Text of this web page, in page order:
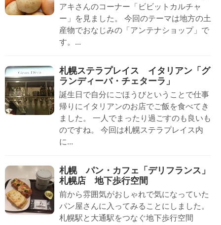
アキさんのコーナー「ビビットカルチャ
ー」を見ました。 今回のテーマは地方の土
産物でおなじみの「アンテナショップ」で
す。...
札幌ステラプレイス イタリアン「グ
ランディーバ・チェターラ」
誕生日で自分にごほうびということで仕事
帰りにイタリアンのお店でご飯を食べてき
ました。 一人でまったり過ごすのも良いも
のですね。 今回は札幌ステラプレイス内
に...
札幌 パン・カフェ「デリフランス」
札幌店 地下歩行空間
前から雰囲気がおしゃれで気になっていた
パン屋さんに入ってみることにしました。
札幌駅と大通駅をつなぐ地下歩行空間